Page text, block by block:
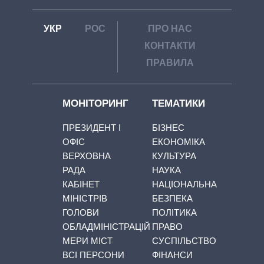
УКР РОС
ПРО НАС
КОНТАКТИ
ПРАВИЛА
МОНІТОРИНГ
ПРЕЗИДЕНТ І
ОФІС
ВЕРХОВНА
РАДА
КАБІНЕТ
МІНІСТРІВ
ГОЛОВИ
ОБЛАДМІНІСТРАЦІЙ
МЕРИ МІСТ
ВСІ ПЕРСОНИ
ТЕМАТИКИ
БІЗНЕС
ЕКОНОМІКА
КУЛЬТУРА
НАУКА
НАЦІОНАЛЬНА
БЕЗПЕКА
ПОЛІТИКА
ПРАВО
СУСПІЛЬСТВО
ФІНАНСИ